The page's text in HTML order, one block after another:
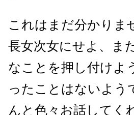
これはまだ分かりま
長女次女にせよ、ま
なことを押し付けよ
ったことはないよう
んと色々お話してく